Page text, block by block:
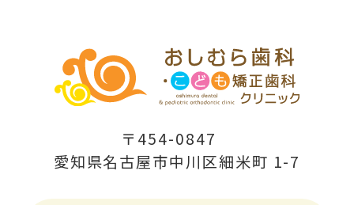
〒454-0847
愛知県名古屋市中川区細米町 1-7